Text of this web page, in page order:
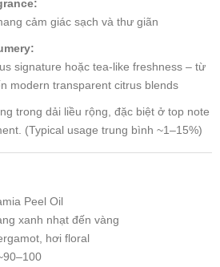
cảm giác sạch và thư giãn
signature hoặc tea-like freshness – từ
modern transparent citrus blends
trong dải liều rộng, đặc biệt ở top note
(Typical usage trung bình ~1–15%)
Peel Oil
xanh nhạt đến vàng
hơi floral